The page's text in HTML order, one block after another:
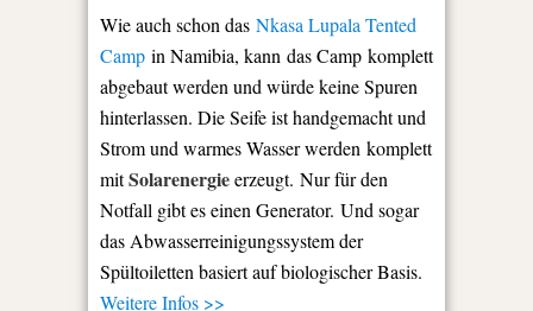
Wie auch schon das Nkasa Lupala Tented
Camp in Namibia, kann das Camp komplett
abgebaut werden und würde keine Spuren
hinterlassen. Die Seife ist handgemacht und
Strom und warmes Wasser werden komplett
mitSolarenergieerzeugt. Nur für den
Notfall gibt es einen Generator. Und sogar
das Abwasserreinigungssystem der
Spültoiletten basiert auf biologischer Basis.
Weitere Infos >>